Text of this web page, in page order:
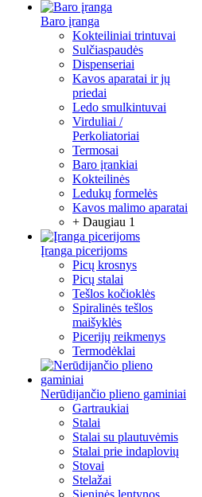
Baro įranga
Kokteiliniai trintuvai
Sulčiaspaudės
Dispenseriai
Kavos aparatai ir jų
priedai
Ledo smulkintuvai
Virduliai /
Perkoliatoriai
Termosai
Baro įrankiai
Kokteilinės
Ledukų formelės
Kavos malimo aparatai
+ Daugiau 1
Įranga picerijoms
Picų krosnys
Picų stalai
Tešlos kočioklės
Spiralinės tešlos
maišyklės
Picerijų reikmenys
Termodėklai
Nerūdijančio plieno gaminiai
Gartraukiai
Stalai
Stalai su plautuvėmis
Stalai prie indaplovių
Stovai
Stelažai
Sieninės lentynos